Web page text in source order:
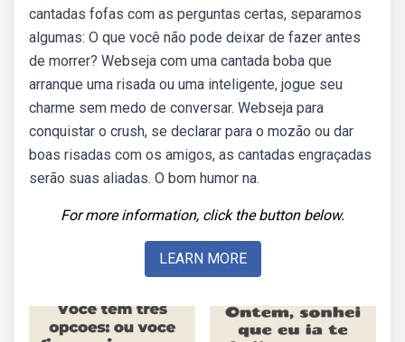
cantadas fofas com as perguntas certas, separamos
algumas: O que você não pode deixar de fazer antes
de morrer? Webseja com uma cantada boba que
arranque uma risada ou uma inteligente, jogue seu
charme sem medo de conversar. Webseja para
conquistar o crush, se declarar para o mozão ou dar
boas risadas com os amigos, as cantadas engraçadas
serão suas aliadas. O bom humor na.
For more information, click the button below.
LEARN MORE